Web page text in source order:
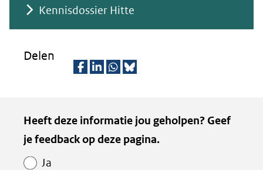
Kennisdossier Hitte
Delen
l
e
l
e
l
e
z
e
Kopie
van
Paginawaardering
Heeft deze informatie jou geholpen? Geef
je feedback op deze pagina.
Ja